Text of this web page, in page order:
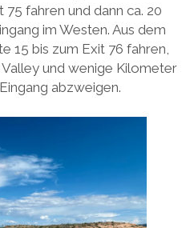
fahren und dann ca. 20
im Westen. Aus dem
15 bis zum Exit 76 fahren,
und wenige Kilometer
abzweigen.